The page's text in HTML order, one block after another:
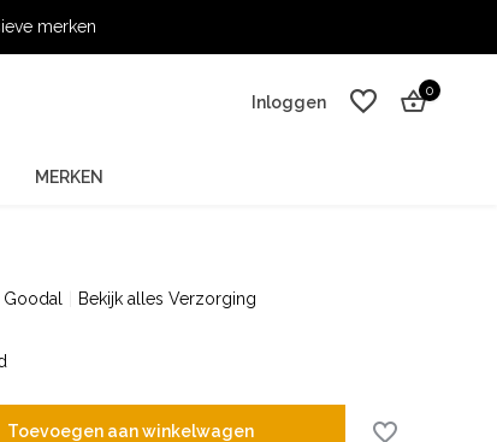
merken
Inloggen
0
MERKEN
Goodal Bekijk alles Verzorging
Toevoegen aan winkelwagen